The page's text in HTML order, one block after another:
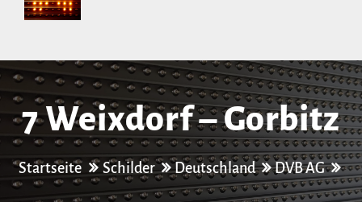
7 Weixdorf – Gorbitz
Startseite Schilder Deutschland DVB AG